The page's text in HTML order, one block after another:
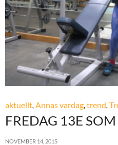
aktuellt Annas vardag trend
FREDAG 13E
NOVEMBER 14, 2015